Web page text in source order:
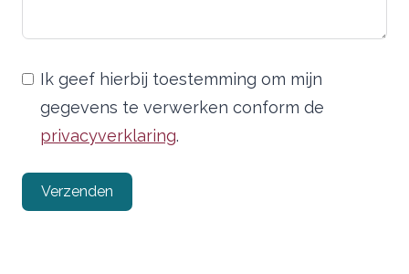
Ik geef hierbij toestemming om mijn
gegevens te verwerken conform de
privacyverklaring.
Verzenden